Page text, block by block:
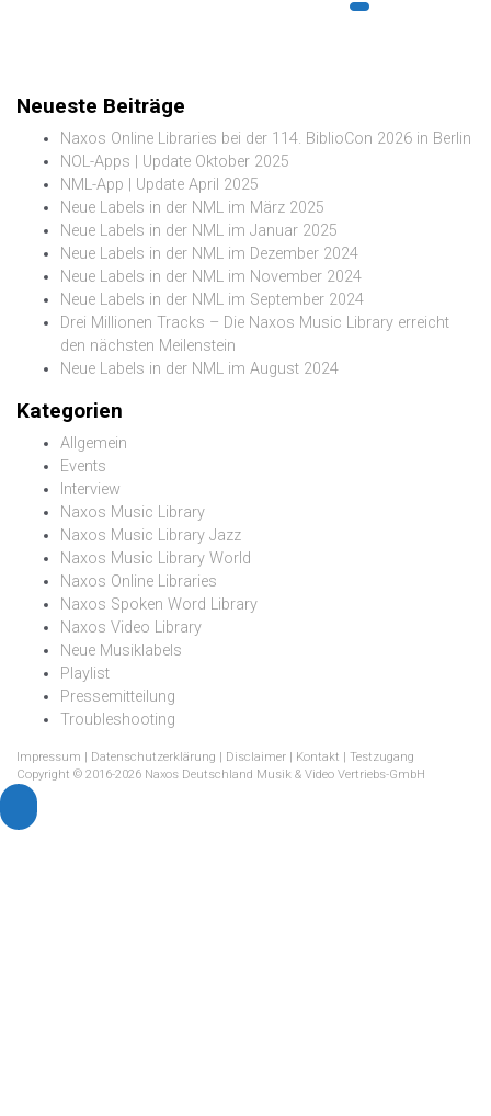
Neueste Beiträge
Naxos Online Libraries bei der 114. BiblioCon 2026 in Berlin
NOL-Apps | Update Oktober 2025
NML-App | Update April 2025
Neue Labels in der NML im März 2025
Neue Labels in der NML im Januar 2025
Neue Labels in der NML im Dezember 2024
Neue Labels in der NML im November 2024
Neue Labels in der NML im September 2024
Drei Millionen Tracks – Die Naxos Music Library erreicht
den nächsten Meilenstein
Neue Labels in der NML im August 2024
Kategorien
Allgemein
Events
Interview
Naxos Music Library
Naxos Music Library Jazz
Naxos Music Library World
Naxos Online Libraries
Naxos Spoken Word Library
Naxos Video Library
Neue Musiklabels
Playlist
Pressemitteilung
Troubleshooting
Impressum | Datenschutzerklärung | Disclaimer | Kontakt | Testzugang
Copyright © 2016-2026 Naxos Deutschland Musik & Video Vertriebs-GmbH